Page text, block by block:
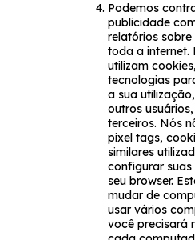
Podemos
publicidade
relatórios
toda a internet.
utilizam
tecnologias
a sua
outros
terceiros. Nós
pixel tags,
similares
configurar suas
seu browser.
mudar de
usar vários
você precisará